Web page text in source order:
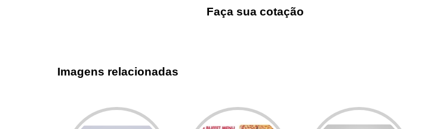
Faça sua cotação
Imagens relacionadas